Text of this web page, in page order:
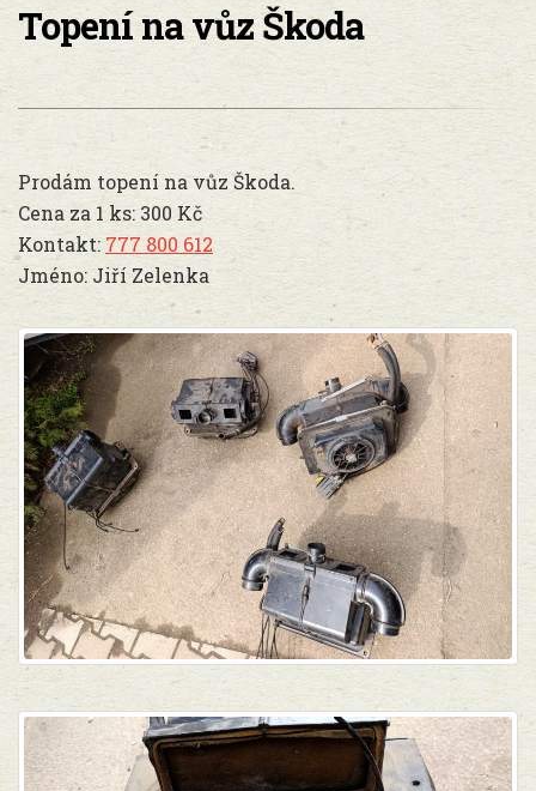
Topení na vůz Škoda
Prodám topení na vůz Škoda.
Cena za 1 ks: 300 Kč
Kontakt: 777 800 612
Jméno: Jiří Zelenka